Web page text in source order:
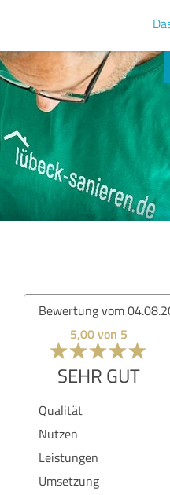
Bewertung vom
4,60 von 5
SEHR GUT
Qualität
Nutzen
Leistungen
Umsetzung